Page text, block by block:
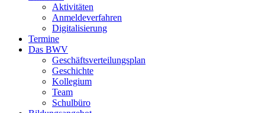
Aktivitäten
Anmeldeverfahren
Digitalisierung
Termine
Das BWV
Geschäftsverteilungsplan
Geschichte
Kollegium
Team
Schulbüro